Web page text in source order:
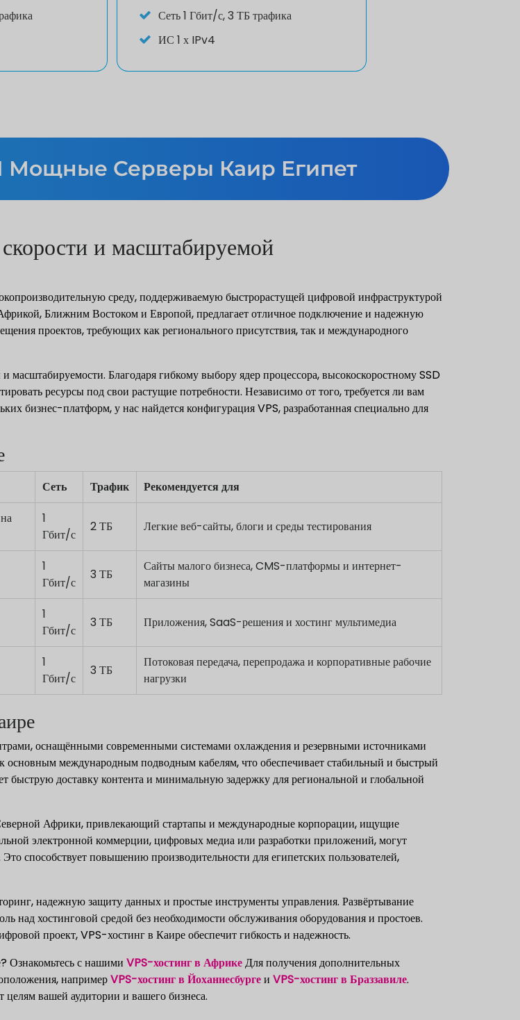
Сеть1 Гбит/с, 3 ТБ трафика
ИС1 х IPv4
Серверы Каир Египет
и масштабируемой
среду, поддерживаемую быстрорастущей цифровой инфраструктурой
Ближним Востоком и Европой, предлагает отличное подключение и надежную
проектов, требующих как регионального присутствия, так и международного
масштабируемости. Благодаря гибкому выбору ядер процессора, высокоскоростному SSD
ресурсы под свои растущие потребности. Независимо от того, требуется ли вам
бизнес-платформ, у нас найдется конфигурация VPS, разработанная специально для
Сеть Трафик Рекомендуется для
1
Гбит/с
2 ТБ Легкие веб-сайты, блоги и среды тестирования
1
Гбит/с
3 ТБ
Сайты малого бизнеса, CMS-платформы и интернет-
магазины
1
Гбит/с
3 ТБ Приложения, SaaS-решения и хостинг мультимедиа
1
Гбит/с
3 ТБ
Потоковая передача, перепродажа и корпоративные рабочие
нагрузки
оснащёнными современными системами охлаждения и резервными источниками
основным международным подводным кабелям, что обеспечивает стабильный и быстрый
доставку контента и минимальную задержку для региональной и глобальной
Африки, привлекающий стартапы и международные корпорации, ищущие
электронной коммерции, цифровых медиа или разработки приложений, могут
способствует повышению производительности для египетских пользователей,
надежную защиту данных и простые инструменты управления. Развёртывание
над хостинговой средой без необходимости обслуживания оборудования и простоев.
проект, VPS-хостинг в Каире обеспечит гибкость и надежность.
Ознакомьтесь с нашими VPS-хостинг в АфрикеДля получения дополнительных
напримерVPS-хостинг в Йоханнесбургеи VPS-хостинг в Браззавиле.
вашей аудитории и вашего бизнеса.